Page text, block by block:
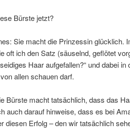
Bürste jetzt?
Sie macht die Prinzessin glücklich.
oft ich den Satz (säuselnd, geflötet
Haar aufgefallen?“ und dabei
allen schauen darf.
Bürste macht tatsächlich, dass das
auch darauf hinweise, dass es bei
diesen Erfolg – den wir tatsächlich